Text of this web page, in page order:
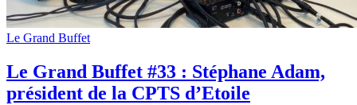
Le Grand Buffet
Le Grand Buffet #33 : Stéphane Adam,
président de la CPTS d’Etoile